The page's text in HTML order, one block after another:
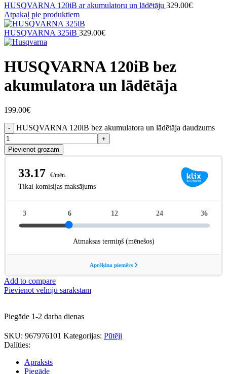
HUSQVARNA 120iB ar akumulatoru un lādētāju 329.00€
Atpakaļ pie produktiem
HUSQVARNA 325iB 329.00€
HUSQVARNA 120iB bez
akumulatora un lādētāja
199.00€
HUSQVARNA 120iB bez akumulatora un lādētāja daudzums
Pievienot grozam
Add to compare
Pievienot vēlmju sarakstam
Piegāde 1-2 darba dienas
SKU: 967976101 Kategorijas: Pūtēji
Dalīties:
Apraksts
Piegāde